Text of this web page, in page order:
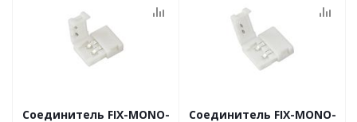
Соединитель FIX-MONO-
Соединитель FIX-MONO-